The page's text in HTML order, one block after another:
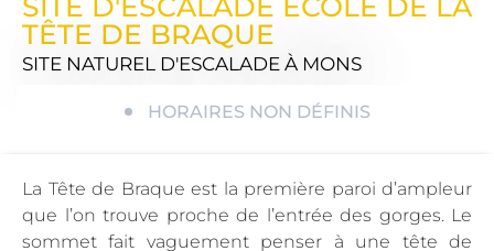
TÊTE DE BRAQUE
SITE NATUREL D'ESCALADE À MONS
HORAIRES NON DÉFINIS
La Tête de Braque est la première paroi d’ampleur
que l’on trouve proche de l’entrée des gorges. Le
sommet fait vaguement penser à une tête de